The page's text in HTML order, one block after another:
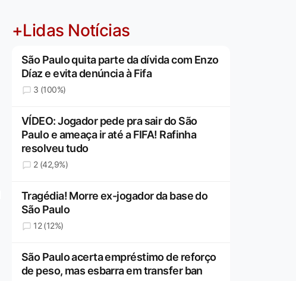
+Lidas Notícias
São Paulo quita parte da dívida com Enzo
Díaz e evita denúncia à Fifa
3 (100%)
VÍDEO: Jogador pede pra sair do São
Paulo e ameaça ir até a FIFA! Rafinha
resolveu tudo
2 (42,9%)
Tragédia! Morre ex-jogador da base do
São Paulo
12 (12%)
São Paulo acerta empréstimo de reforço
de peso, mas esbarra em transfer ban